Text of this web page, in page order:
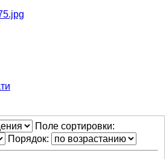
Поле сортировки:
Порядок: